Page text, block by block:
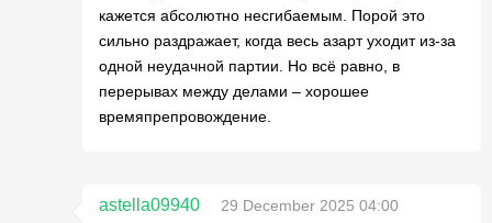
кажется абсолютно несгибаемым. Порой это
сильно раздражает, когда весь азарт уходит из-за
одной неудачной партии. Но всё равно, в
перерывах между делами – хорошее
времяпрепровождение.
astella09940
29 December 2025 04:00